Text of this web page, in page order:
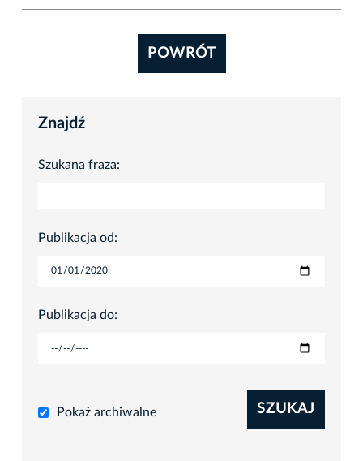
POWRÓT
Znajdź
Szukana fraza:
Publikacja od:
Publikacja do:
Pokaż archiwalne SZUKAJ